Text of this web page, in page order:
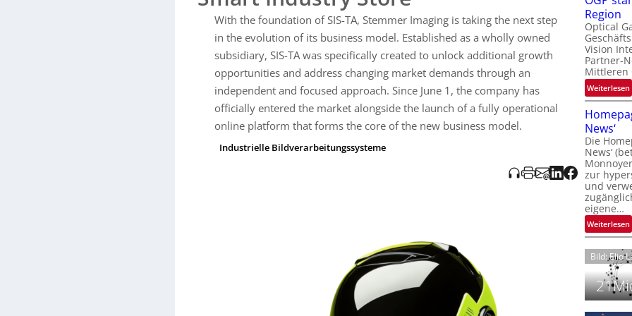
With the foundation of SIS-TA, Stemmer Imaging is taking the next step
in the evolution of its business model. Established as a wholly owned
subsidiary, SIS-TA was specifically created to unlock additional growth
opportunities and address changing market demands through an
independent and focused approach. Since June 1, the company has
officially entered the market alongside the launch of a fully operational
online platform that forms the core of the new business model.
Industrielle Bildverarbeitungssysteme
l
i
s
i
i
t
2
0
2
l
e
t
l
i
t
s
c
r
Region
Optical
Vision
Partner-
Mittleren
Weiterlesen:
s
t
r
P
r
s
z
News‘
Die
News‘
zur
und
eigene…
Weiterlesen:
Bild: Elio